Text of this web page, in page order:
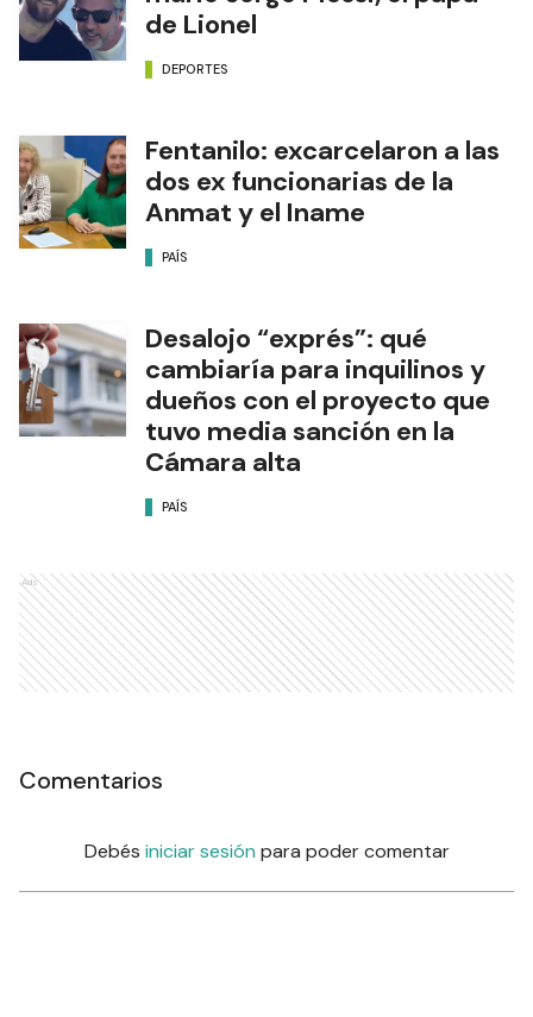
de Lionel
DEPORTES
Fentanilo: excarcelaron a las
dos ex funcionarias de la
Anmat y el Iname
PAÍS
Desalojo “exprés”: qué
cambiaría para inquilinos y
dueños con el proyecto que
tuvo media sanción en la
Cámara alta
PAÍS
Ads
Comentarios
Debés iniciar sesión para poder comentar